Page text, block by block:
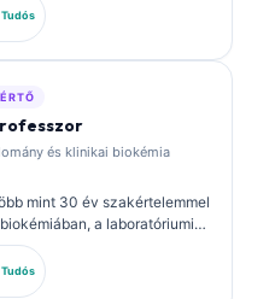
képesítésekkel
publikált biomarker-
és klinikai biokémia
mint 30 év szakértelemmel
a laboratóriumi
a biomarker-kutatásban. A
korábbi elnöke, és a
a biomarkerek